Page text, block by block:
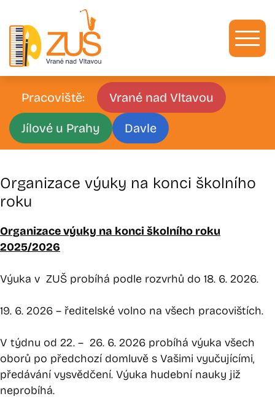
Inhalt
springen
Pracoviště: Vrané nad Vltavou
Jílové u Prahy Davle
Organizace výuky na konci školního
roku
Organizace výuky na konci školního roku
2025/2026
Výuka v ZUŠ probíhá podle rozvrhů do 18. 6. 2026.
19. 6. 2026 – ředitelské volno na všech pracovištích.
V týdnu od 22. – 26. 6. 2026 probíhá výuka všech
oborů po předchozí domluvě s Vašimi vyučujícími,
předávání vysvědčení. Výuka hudební nauky již
neprobíhá.